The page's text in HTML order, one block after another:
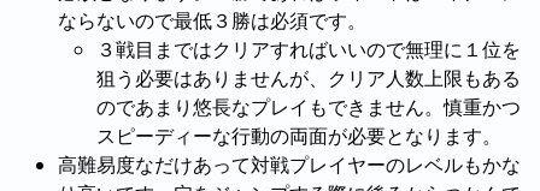
ならないので最低３勝は必須です。
３戦目まではクリアすればいいので無理に１位を
狙う必要はありませんが、クリア人数上限もある
のであまり悠長なプレイもできません。慎重かつ
スピーディーな行動の両面が必要となります。
高難易度なだけあって対戦プレイヤーのレベルもかな